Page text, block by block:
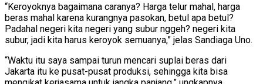
“Keroyoknya bagaimana caranya? Harga telur mahal, harga
beras mahal karena kurangnya pasokan, betul apa betul?
Padahal negeri kita negeri yang subur nggeh? negeri kita
subur, jadi kita harus keroyok semuanya,” jelas Sandiaga Uno.
“Waktu itu saya sampai turun mencari suplai beras dari
Jakarta itu ke pusat-pusat produksi, sehingga kita bisa